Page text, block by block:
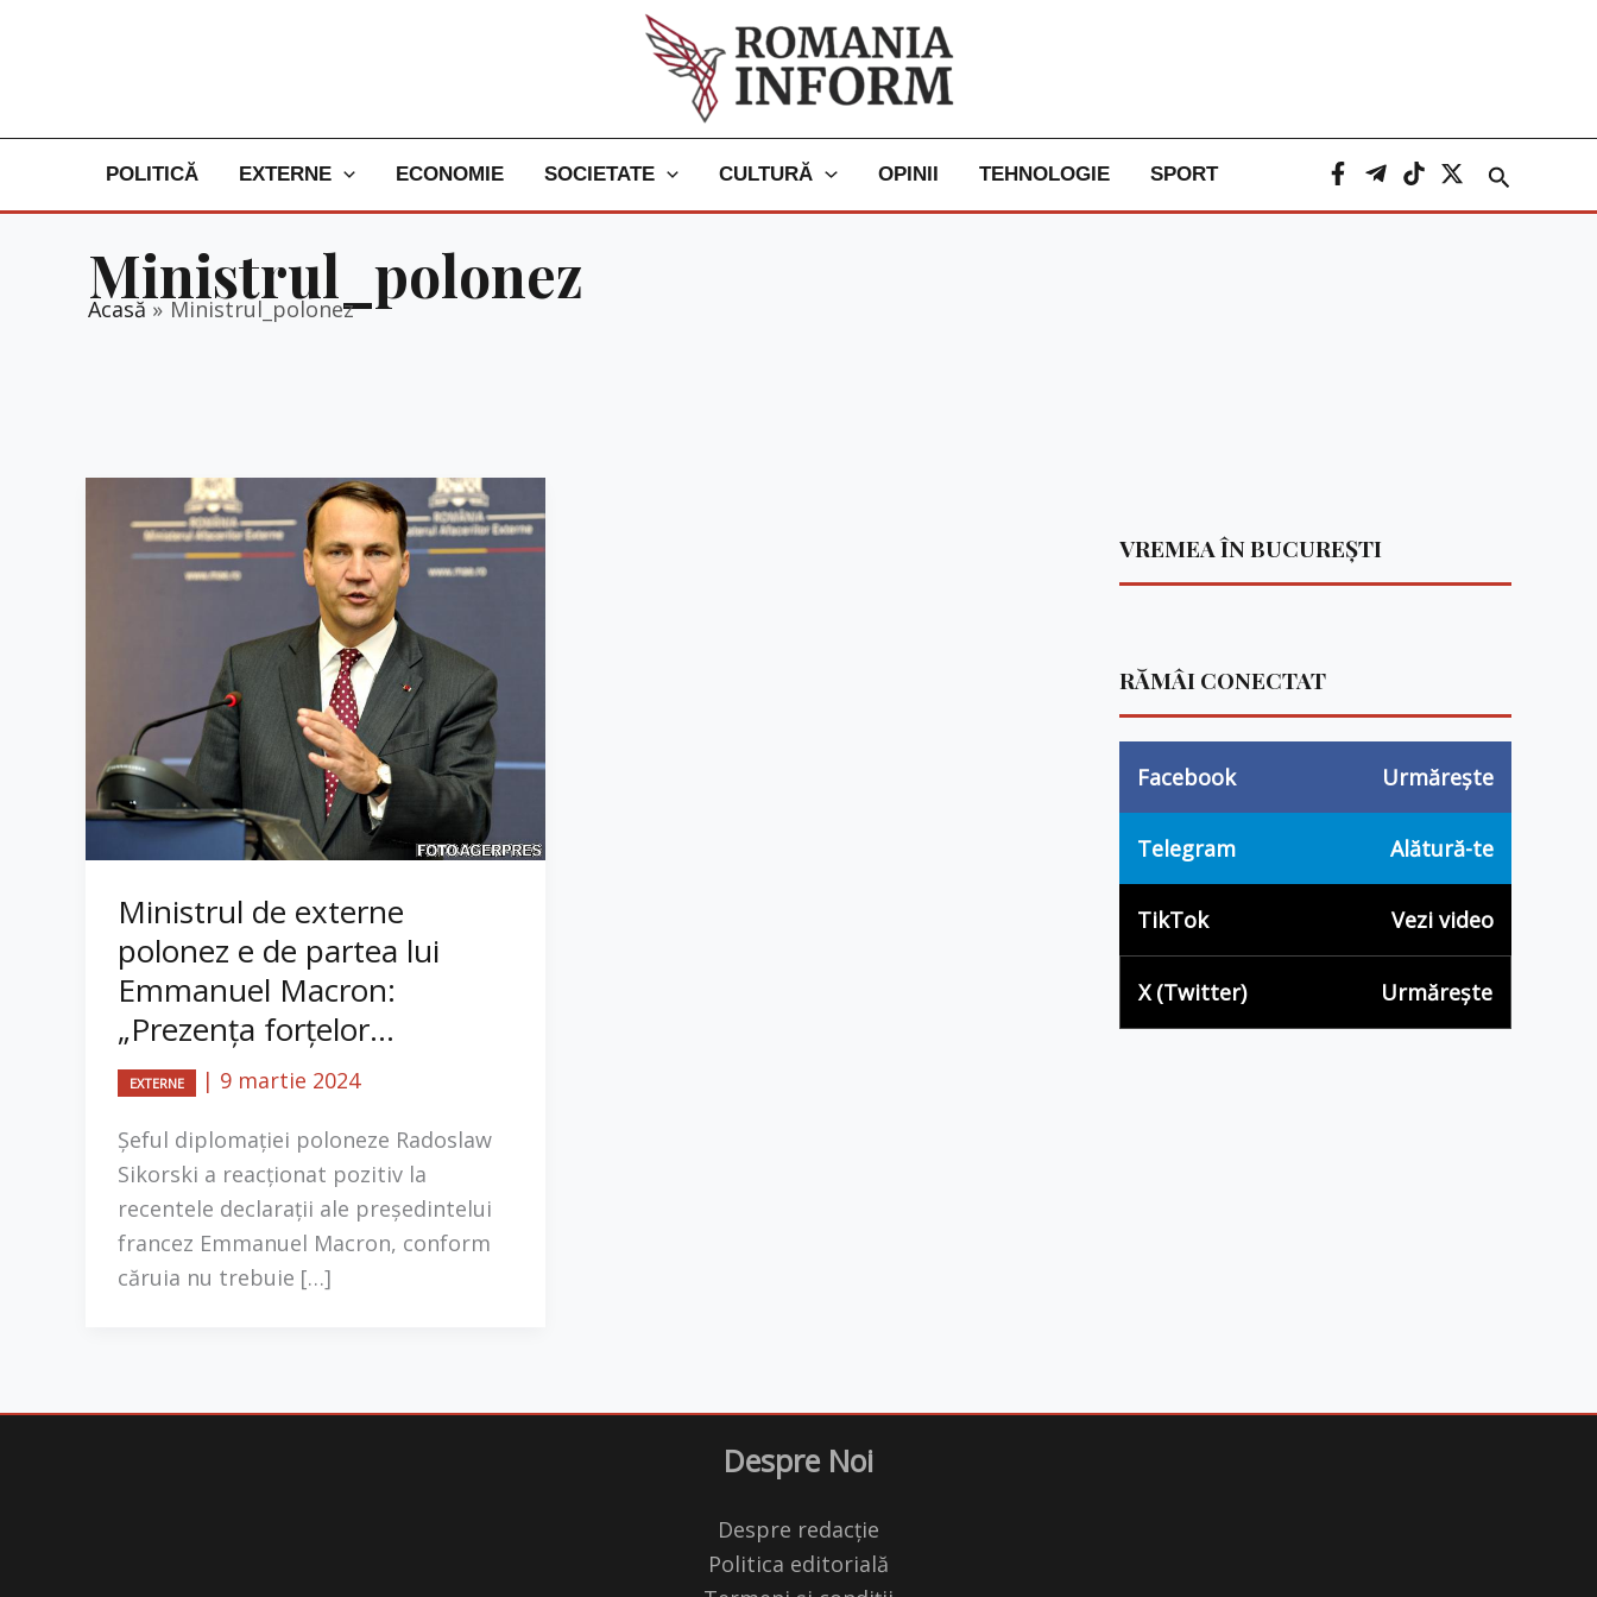
POLITICĂ EXTERNE ECONOMIE SOCIETATE CULTURĂ OPINII TEHNOLOGIE SPORT Caută
Ministrul_polonez
Acasă Ministrul_polonez
Ministrul de externe
polonez e de partea lui
Emmanuel Macron:
„Prezenţa forţelor...
EXTERNE | 9 martie 2024
Şeful diplomaţiei poloneze Radoslaw
Sikorski a reacţionat pozitiv la
recentele declaraţii ale preşedintelui
francez Emmanuel Macron, conform
căruia nu trebuie […]
VREMEA ÎN BUCUREȘTI
RĂMÂI CONECTAT
Facebook Urmărește
Telegram Alătură-te
TikTok Vezi video
X (Twitter) Urmărește
Despre Noi
Despre redacție
Politica editorială